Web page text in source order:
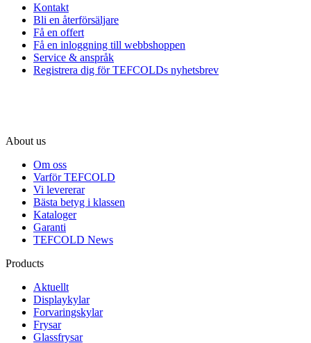
Kontakt
Bli en återförsäljare
Få en offert
Få en inloggning till webbshoppen
Service & anspråk
Registrera dig för TEFCOLDs nyhetsbrev
About us
Om oss
Varför TEFCOLD
Vi levererar
Bästa betyg i klassen
Kataloger
Garanti
TEFCOLD News
Products
Aktuellt
Displaykylar
Forvaringskylar
Frysar
Glassfrysar